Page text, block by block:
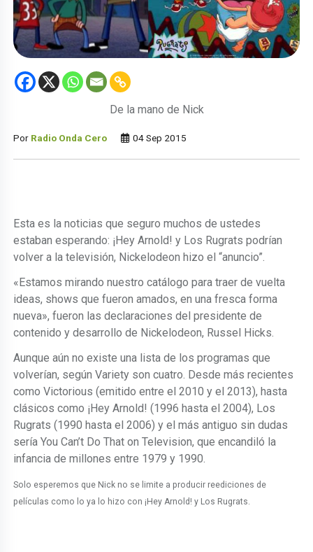
De la mano de Nick
Por Radio Onda Cero 04 Sep 2015
Esta es la noticias que seguro muchos de ustedes
estaban esperando: ¡Hey Arnold! y Los Rugrats podrían
volver a la televisión, Nickelodeon hizo el “anuncio”.
«Estamos mirando nuestro catálogo para traer de vuelta
ideas, shows que fueron amados, en una fresca forma
nueva», fueron las declaraciones del presidente de
contenido y desarrollo de Nickelodeon, Russel Hicks.
Aunque aún no existe una lista de los programas que
volverían, según Variety son cuatro. Desde más recientes
como Victorious (emitido entre el 2010 y el 2013), hasta
clásicos como ¡Hey Arnold! (1996 hasta el 2004), Los
Rugrats (1990 hasta el 2006) y el más antiguo sin dudas
sería You Can’t Do That on Television, que encandiló la
infancia de millones entre 1979 y 1990.
Solo esperemos que Nick no se limite a producir reediciones de
películas como lo ya lo hizo con ¡Hey Arnold! y Los Rugrats.